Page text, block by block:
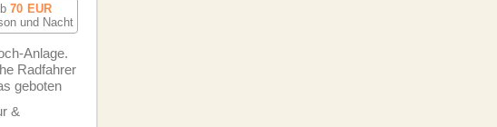
70 EUR
und Nacht
Anlage.
Radfahrer
geboten
&